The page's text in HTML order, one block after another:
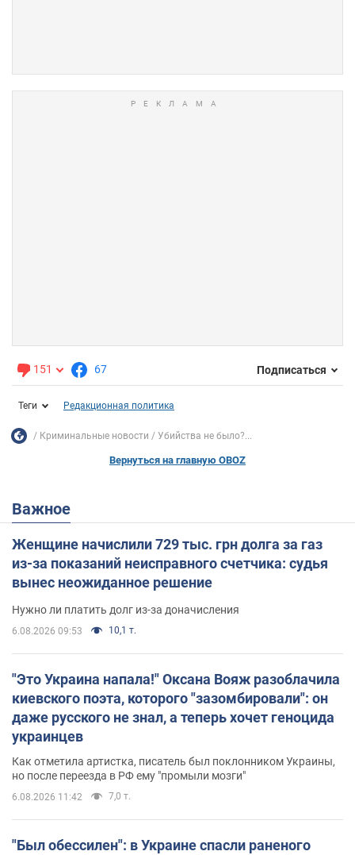
151 67 Подписаться
Теги Редакционная политика
Криминальные новости Убийства не было?...
Вернуться на главную OBOZ
Важное
Женщине начислили 729 тыс. грн долга за газ
из-за показаний неисправного счетчика: судья
вынес неожиданное решение
Нужно ли платить долг из-за доначисления
6.08.2026 09:53 10,1 т.
"Это Украина напала!" Оксана Вояж разоблачила
киевского поэта, которого "зазомбировали": он
даже русского не знал, а теперь хочет геноцида
украинцев
Как отметила артистка, писатель был поклонником Украины,
но после переезда в РФ ему "промыли мозги"
6.08.2026 11:42 7,0 т.
"Был обессилен": в Украине спасли раненого